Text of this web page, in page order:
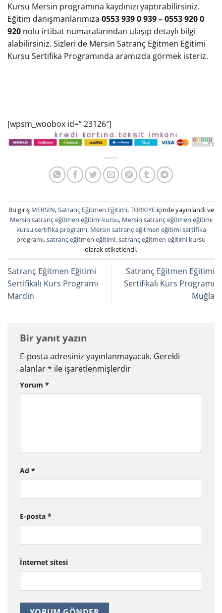
Kursu Mersin programına kaydınızı yaptırabilirsiniz.
Eğitim danışmanlarımıza 0553 939 0 939 – 0553 920 0
920 nolu irtibat numaralarından ulaşıp detaylı bilgi
alabilirsiniz. Sizleri de Mersin Satranç Eğitmen Eğitimi
Kursu Sertifika Programında aramızda görmek isteriz.
[wpsm_woobox id=” 23126″]
Bu giriş MERSİN,Satranç Eğitmen Eğitimi,TÜRKİYEiçinde yayınlandı ve
Mersin satranç eğitmen eğitimi kursu, Mersin satranç eğitmen eğitimi
kursu sertifika programı, Mersin satranç eğitmen eğitimi sertifika
programı,satranç eğitmen eğitimi,satranç eğitmen eğitimi kursu
olarak etiketlendi.
Satranç Eğitmen Eğitimi
Sertifikalı Kurs Programı
Mardin
Satranç Eğitmen Eğitimi
Sertifikalı Kurs Programı
Muğla
Bir yanıt yazın
E-posta adresiniz yayınlanmayacak. Gerekli
alanlar* ile işaretlenmişlerdir
Yorum *
Ad *
E-posta *
İnternet sitesi